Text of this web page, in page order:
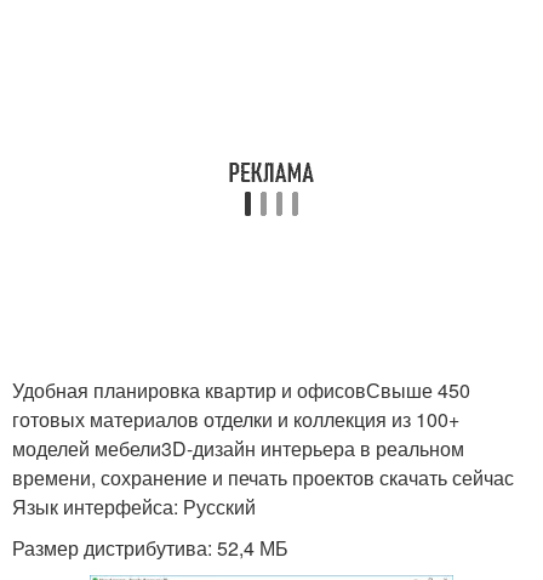
Удобная планировка квартир и офисовСвыше 450
готовых материалов отделки и коллекция из 100+
моделей мебели3D-дизайн интерьера в реальном
времени, сохранение и печать проектов скачать сейчас
Язык интерфейса: Русский
Размер дистрибутива: 52,4 МБ